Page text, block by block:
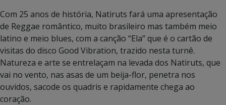
Com 25 anos de história, Natiruts fará uma apresentação
de Reggae romântico, muito brasileiro mas também meio
latino e meio blues, com a canção “Ela” que é o cartão de
visitas do disco Good Vibration, trazido nesta turnê.
Natureza e arte se entrelaçam na levada dos Natiruts, que
vai no vento, nas asas de um beija-flor, penetra nos
ouvidos, sacode os quadris e rapidamente chega ao
coração.